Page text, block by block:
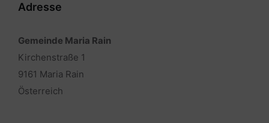
Adresse
Gemeinde Maria Rain
Kirchenstraße 1
9161 Maria Rain
Österreich